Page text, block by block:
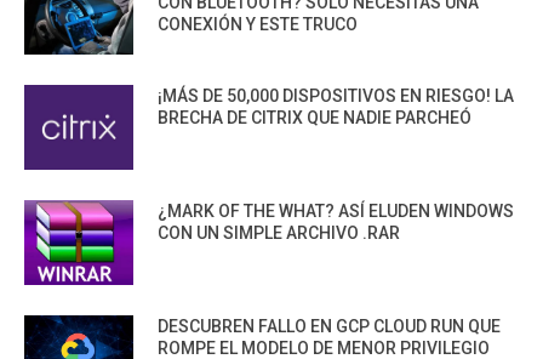
CONEXIÓN Y ESTE TRUCO
¡MÁS DE 50,000 DISPOSITIVOS EN RIESGO! LA
BRECHA DE CITRIX QUE NADIE PARCHEÓ
¿MARK OF THE WHAT? ASÍ ELUDEN WINDOWS
CON UN SIMPLE ARCHIVO .RAR
DESCUBREN FALLO EN GCP CLOUD RUN QUE
ROMPE EL MODELO DE MENOR PRIVILEGIO